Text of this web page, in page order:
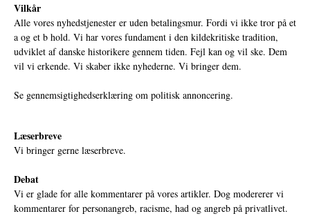
Vilkår
Alle vores nyhedstjenester er uden betalingsmur. Fordi vi ikke tror på et
a og et b hold. Vi har vores fundament i den kildekritiske tradition,
udviklet af danske historikere gennem tiden. Fejl kan og vil ske. Dem
vil vi erkende. Vi skaber ikke nyhederne. Vi bringer dem.
Se gennemsigtighedserklæring om politisk annoncering.
Læserbreve
Vi bringer gerne læserbreve.
Debat
Vi er glade for alle kommentarer på vores artikler. Dog modererer vi
kommentarer for personangreb, racisme, had og angreb på privatlivet.